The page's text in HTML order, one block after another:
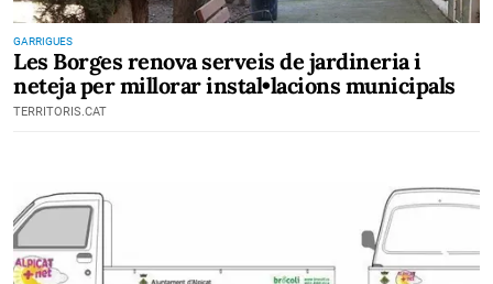
GARRIGUES
Les Borges renova serveis de jardineria i
neteja per millorar instal•lacions municipals
TERRITORIS.CAT